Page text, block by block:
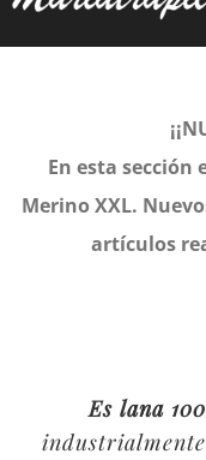
En esta
Merino XXL.
artículos
Es lana